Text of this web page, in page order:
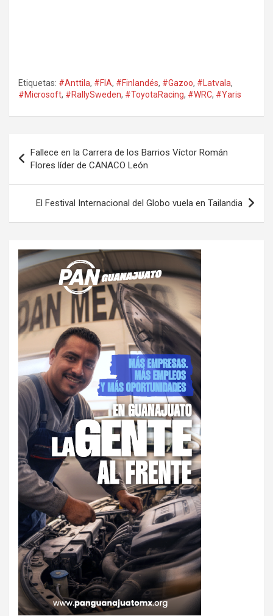
Etiquetas: #Anttila, #FIA, #Finlandés, #Gazoo, #Latvala,
#Microsoft, #RallySweden, #ToyotaRacing, #WRC, #Yaris
de
entradas
Fallece en la Carrera de los Barrios Víctor Román
Flores líder de CANACO León
El Festival Internacional del Globo vuela en Tailandia